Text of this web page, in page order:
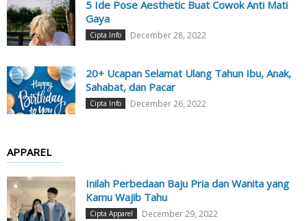
5 Ide Pose Aesthetic Buat Cowok Anti Mati
Gaya
Cipta Info December 28, 2022
20+ Ucapan Selamat Ulang Tahun Ibu, Anak,
Sahabat, dan Pacar
Cipta Info December 26, 2022
APPAREL
Inilah Perbedaan Baju Pria dan Wanita yang
Kamu Wajib Tahu
Cipta Apparel December 29, 2022